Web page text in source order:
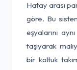
Hatay arası
göre. Bu
eşyalarını
taşıyarak
bir koltuk